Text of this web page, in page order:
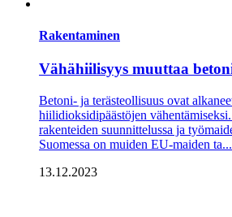
Rakentaminen
Vähähiilisyys muuttaa
Betoni- ja terästeollisuus ovat
hiilidioksidipäästöjen
rakenteiden suunnittelussa ja
Suomessa on muiden EU-maiden ta...
13.12.2023